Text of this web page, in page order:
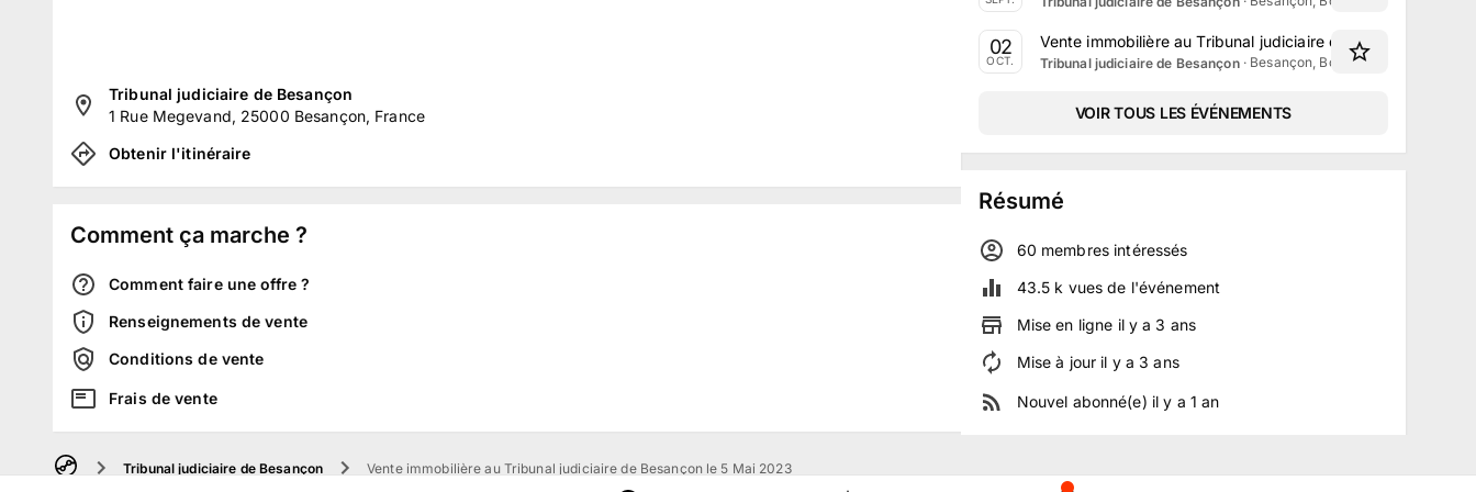
Tribunal judiciaire de Besançon
1 Rue Megevand, 25000 Besançon, France
Obtenir l'itinéraire
Comment ça marche ?
Comment faire une offre ?
Renseignements de vente
Conditions de vente
Frais de vente
02
OCT.
Vente immobilière au Tribunal judiciaire de Besançon le 2
Tribunal judiciaire de Besançon· Besançon, Bourgogne-Franche-
VOIR TOUS LES ÉVÉNEMENTS
Résumé
60 membresintéressés
43.5 k vues de l'événement
Mise en ligne il y a 3 ans
Mise à jour il y a 3 ans
Nouvel abonné(e) il y a 1 an
Tribunal judiciaire de Besançon Vente immobilière au Tribunal judiciaire de Besançon le 5 Mai 2023